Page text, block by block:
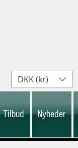
Tilbud Nyheder
DKK (kr)